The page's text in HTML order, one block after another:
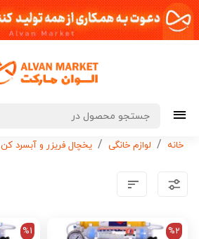
خانه لوازم خانگی یخچال فریزر و آبسرد کن
%2
%1